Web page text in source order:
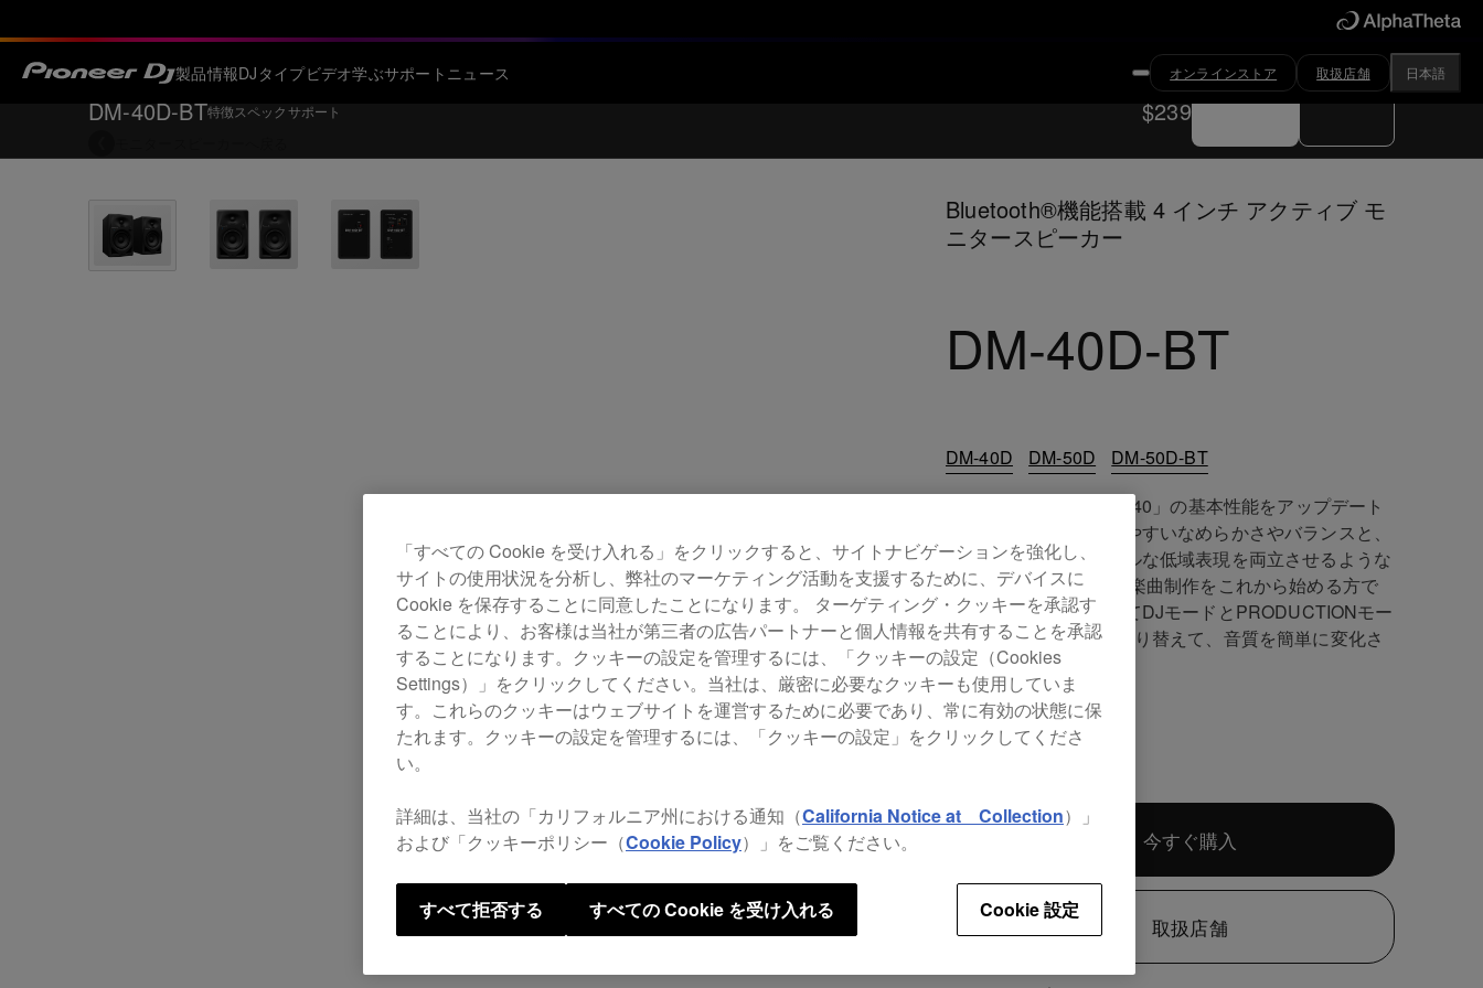
製品情報DJタイプビデオ学ぶサポート ニュース オンラインストア 取扱店舗 日本語
DM-40D-BT特徴スペックサポート $239
今すぐ購入 取扱店舗
Bluetooth®機能搭載 4 インチ アクティブ モ
ニタースピーカー
DM-40D-BT
DM-40D DM-50D
DM-50D-BT
DMシリーズは、「DM-40」の基本性能をアップデート
し、細部まで聞き取りやすいなめらかさやバランスと、
臨場感あふれるパワフルな低域表現を両立させるような
音質にしました。DJや楽曲制作をこれから始める方で
も、用途や環境に応じてDJモードとPRODUCTIONモー
ドをノブ1つの操作で切り替えて、音質を簡単に変化さ
せることができます。
今すぐ購入
取扱店舗
「すべての Cookie を受け入れる」をクリックすると、サイトナビゲーションを強化し、
サイトの使用状況を分析し、弊社のマーケティング活動を支援するために、デバイスに
Cookie を保存することに同意したことになります。 ターゲティング・クッキーを承認す
ることにより、お客様は当社が第三者の広告パートナーと個人情報を共有することを承認
することになります。クッキーの設定を管理するには、「クッキーの設定（Cookies
Settings）」をクリックしてください。当社は、厳密に必要なクッキーも使用していま
す。これらのクッキーはウェブサイトを運営するために必要であり、常に有効の状態に保
たれます。クッキーの設定を管理するには、「クッキーの設定」をクリックしてくださ
い。
詳細は、当社の「カリフォルニア州における通知（California Notice at Collection）」
および「クッキーポリシー（Cookie Policy）」をご覧ください。
Cookie 設定
すべて拒否する すべての Cookie を受け入れる